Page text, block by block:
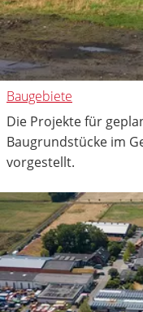
Baugebiete
Die Projekte für
Baugrundstücke im
vorgestellt.